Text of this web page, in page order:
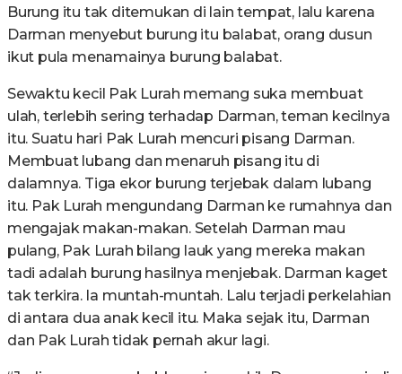
Burung itu tak ditemukan di lain tempat, lalu karena
Darman menyebut burung itu balabat, orang dusun
ikut pula menamainya burung balabat.
Sewaktu kecil Pak Lurah memang suka membuat
ulah, terlebih sering terhadap Darman, teman kecilnya
itu. Suatu hari Pak Lurah mencuri pisang Darman.
Membuat lubang dan menaruh pisang itu di
dalamnya. Tiga ekor burung terjebak dalam lubang
itu. Pak Lurah mengundang Darman ke rumahnya dan
mengajak makan-makan. Setelah Darman mau
pulang, Pak Lurah bilang lauk yang mereka makan
tadi adalah burung hasilnya menjebak. Darman kaget
tak terkira. Ia muntah-muntah. Lalu terjadi perkelahian
di antara dua anak kecil itu. Maka sejak itu, Darman
dan Pak Lurah tidak pernah akur lagi.